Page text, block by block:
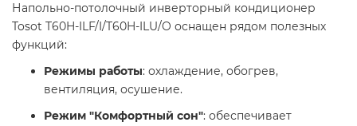
Напольно-потолочный инверторный кондиционер
Tosot T60H-ILF/I/T60H-ILU/O оснащен рядом полезных
функций:
Режимы работы: охлаждение, обогрев,
вентиляция, осушение.
Режим "Комфортный сон": обеспечивает